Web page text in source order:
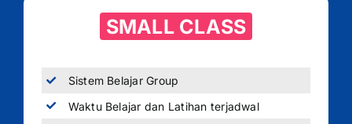
SMALL CLASS
Sistem Belajar Group
Waktu Belajar dan Latihan terjadwal